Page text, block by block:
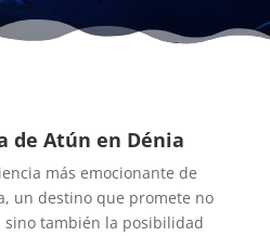
de Atún en Dénia
más emocionante de
un destino que promete no
sino también la posibilidad